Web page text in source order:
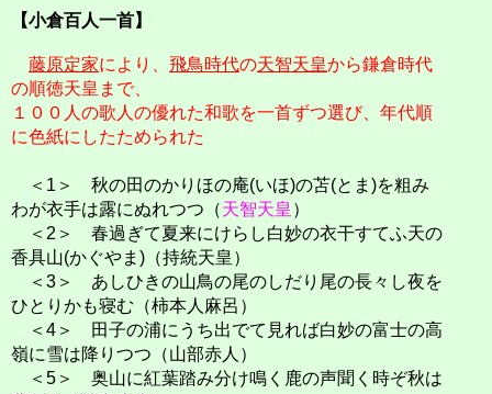
【小倉百人一首】
藤原定家により、 飛鳥時代の天智天皇から鎌倉時代
の順徳天皇まで、
１００人の歌人の優れた和歌を一首ずつ選び、年代順
に色紙にしたためられた
＜1＞ 秋の田のかりほの庵(いほ)の苫(とま)を粗み
わが衣手は露にぬれつつ（天智天皇 ）
＜2＞ 春過ぎて夏来にけらし白妙の衣干すてふ天の
香具山(かぐやま)（持統天皇）
＜3＞ あしひきの山鳥の尾のしだり尾の長々し夜を
ひとりかも寝む（柿本人麻呂）
＜4＞ 田子の浦にうち出でて見れば白妙の富士の高
嶺に雪は降りつつ（山部赤人）
＜5＞ 奥山に紅葉踏み分け鳴く鹿の声聞く時ぞ秋は